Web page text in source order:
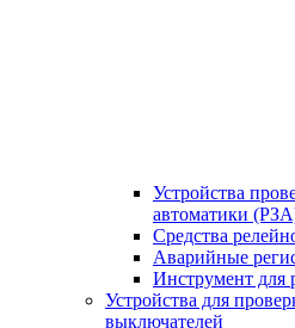
Устройства
автоматики
Средства
Аварийные
Инструмент для
Устройства для
выключателей